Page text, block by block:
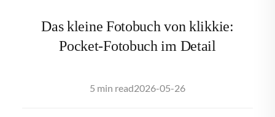
Das kleine Fotobuch von klikkie:
Pocket-Fotobuch im Detail
5 min read2026-05-26